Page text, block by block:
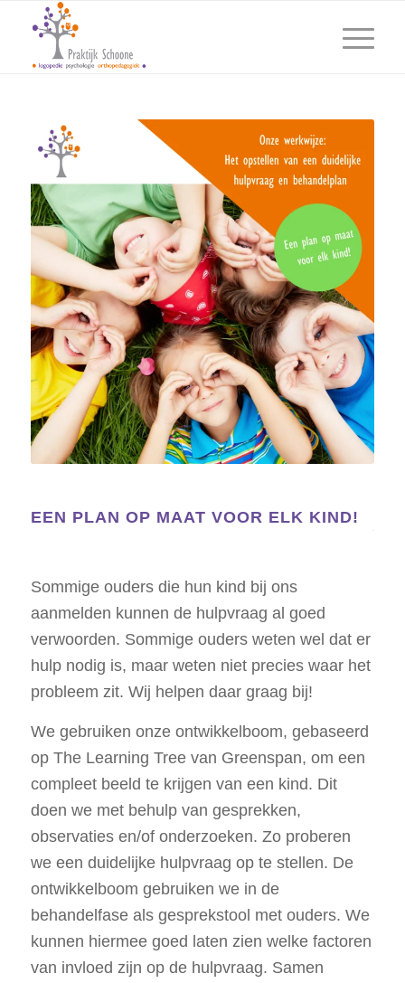
EEN PLAN OP MAAT VOOR ELK KIND!
Sommige ouders die hun kind bij ons
aanmelden kunnen de hulpvraag al goed
verwoorden. Sommige ouders weten wel dat er
hulp nodig is, maar weten niet precies waar het
probleem zit. Wij helpen daar graag bij!
We gebruiken onze ontwikkelboom, gebaseerd
op The Learning Tree van Greenspan, om een
compleet beeld te krijgen van een kind. Dit
doen we met behulp van gesprekken,
observaties en/of onderzoeken. Zo proberen
we een duidelijke hulpvraag op te stellen. De
ontwikkelboom gebruiken we in de
behandelfase als gesprekstool met ouders. We
kunnen hiermee goed laten zien welke factoren
van invloed zijn op de hulpvraag. Samen